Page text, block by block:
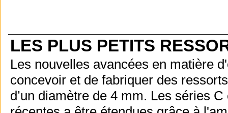
LES PLUS PETITS
Les nouvelles avancées en matière
concevoir et de fabriquer des
d’un diamètre de 4 mm. Les séries